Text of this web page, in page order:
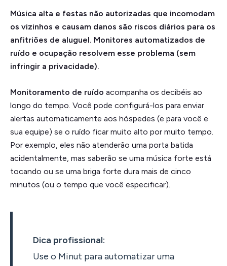
Música alta e festas não autorizadas que incomodam
os vizinhos e causam danos são riscos diários para os
anfitriões de aluguel. Monitores automatizados de
ruído e ocupação resolvem esse problema (sem
infringir a privacidade).
Monitoramento de ruído acompanha os decibéis ao
longo do tempo. Você pode configurá-los para enviar
alertas automaticamente aos hóspedes (e para você e
sua equipe) se o ruído ficar muito alto por muito tempo.
Por exemplo, eles não atenderão uma porta batida
acidentalmente, mas saberão se uma música forte está
tocando ou se uma briga forte dura mais de cinco
minutos (ou o tempo que você especificar).
Dica profissional:
Use o Minut para automatizar uma